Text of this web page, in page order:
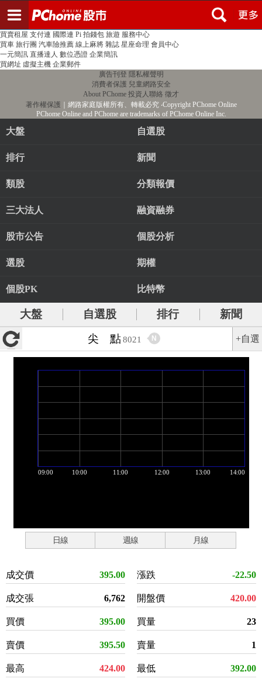
PChome首頁 線上購物 24h購物 書店
買賣租屋 支付連 國際連 Pi 拍錢包 旅遊 服務中心
買車 旅行團 汽車險推薦 線上麻將 雜誌 星座命理 會員中心
一元簡訊 直播達人 數位憑證 企業簡訊
買網址 虛擬主機 企業郵件
廣告刊登 隱私權聲明
消費者保護 兒童網路安全
About PChome 投資人聯絡 徵才
著作權保護 ｜網路家庭版權所有、轉載必究‧Copyright PChome Online
PChome Online and PChome are trademarks of PChome Online Inc.
大盤 自選股
排行 新聞
類股 分類報價
三大法人 融資融券
股市公告 個股分析
選股 期權
個股PK 比特幣
大盤 自選股 排行
新聞
尖 點 8021 N +自選
日線 週線 月線
成交價 395.00
成交張 6,762
買價 395.00
賣價 395.50
最高 424.00
漲跌 -22.50
開盤價 420.00
買量 23
賣量 1
最低 392.00